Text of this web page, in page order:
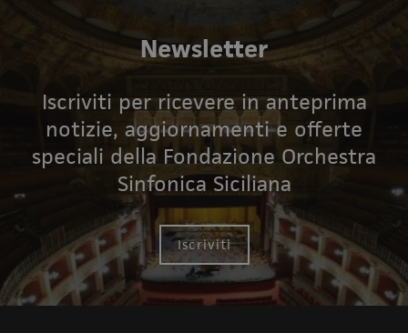
Newsletter
Iscriviti per ricevere in anteprima
notizie, aggiornamenti e offerte
speciali della Fondazione Orchestra
Sinfonica Siciliana
Iscriviti